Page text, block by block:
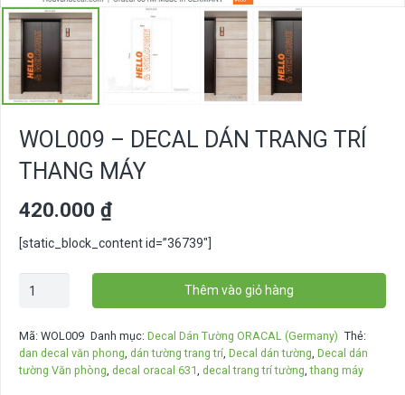
WOL009 – DECAL DÁN TRANG TRÍ
THANG MÁY
420.000 ₫
[static_block_content id=”36739″]
dán
trang
Thêm vào giỏ hàng
Mã: WOL009 Danh mục:Decal Dán Tường ORACAL (Germany) Thẻ:
dan decal văn phong, dán tường trang trí, Decal dán tường, Decal dán
tường Văn phòng, decal oracal 631, decal trang trí tường,thang máy